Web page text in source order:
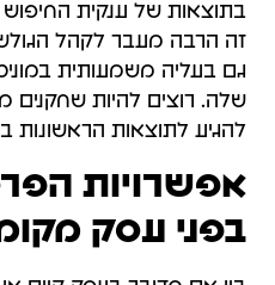
בתוצאות של ענקית
זה הרבה מעבר לקהל
גם בעליה משמעותית
שלה. רוצים להיות שחקנים
להגיע לתוצאות הראשונות
אפשרויות
בפני עסק